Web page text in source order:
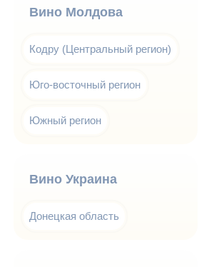
Вино Молдова
Кодру (Центральный регион)
Юго-восточный регион
Южный регион
Вино Украина
Донецкая область